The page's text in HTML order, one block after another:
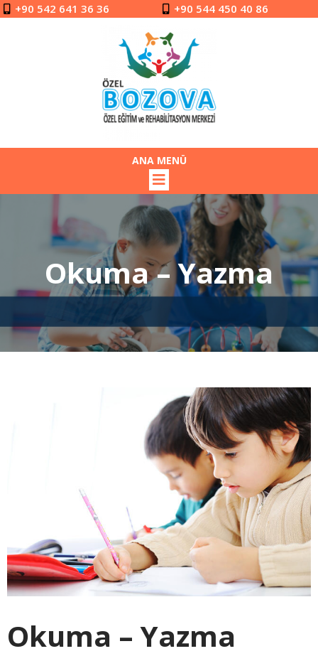
+90 542 641 36 36 +90 544 450 40 86
ANA MENÜ
Okuma – Yazma
Okuma – Yazma